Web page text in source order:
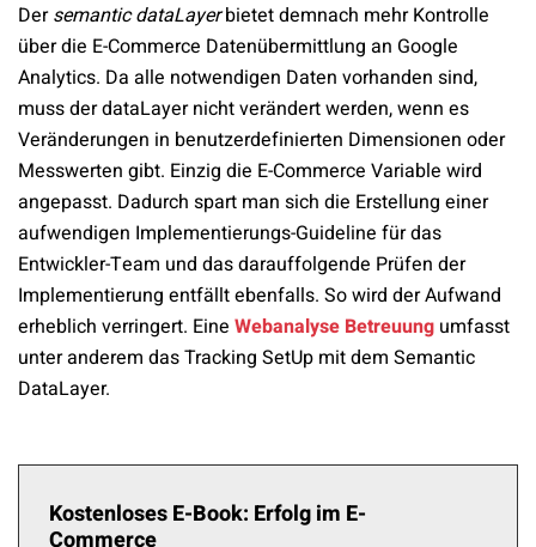
Dersemantic dataLayerbietet demnach mehr Kontrolle
über die E-Commerce Datenübermittlung an Google
Analytics. Da alle notwendigen Daten vorhanden sind,
muss der dataLayer nicht verändert werden, wenn es
Veränderungen in benutzerdefinierten Dimensionen oder
Messwerten gibt. Einzig die E-Commerce Variable wird
angepasst. Dadurch spart man sich die Erstellung einer
aufwendigen Implementierungs-Guideline für das
Entwickler-Team und das darauffolgende Prüfen der
Implementierung entfällt ebenfalls. So wird der Aufwand
erheblich verringert. Eine Webanalyse Betreuung umfasst
unter anderem das Tracking SetUp mit dem Semantic
DataLayer.
Kostenloses E-Book: Erfolg im E-